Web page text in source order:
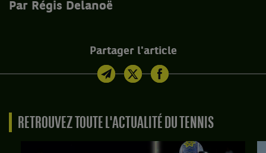
Par Régis Delanoë
Partager l'article
RETROUVEZ TOUTE L'ACTUALITÉ DU TENNIS